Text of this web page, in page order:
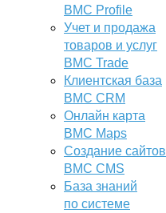
BMC Profile
Учет и продажа
товаров и услуг
BMC Trade
Клиентская база
BMC CRM
Онлайн карта
BMC Maps
Создание сайтов
BMC CMS
База знаний
по системе